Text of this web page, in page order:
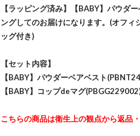
【ラッピング済み】【BABY】パウダ
ングしてのお届けになります。(オフ
ッグ付き)
【セット内容】
【BABY】パウダーベアベスト
【BABY】コップdeマグ
こちらの商品は衛生上の観点から返品